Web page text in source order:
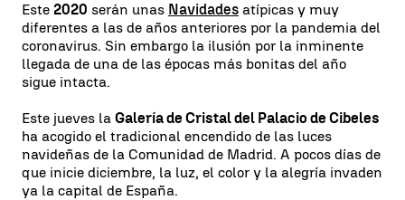
Este 2020 serán unas Navidades atípicas y muy
diferentes a las de años anteriores por la pandemia del
coronavirus. Sin embargo la ilusión por la inminente
llegada de una de las épocas más bonitas del año
sigue intacta.
Este jueves la Galería de Cristal del Palacio de Cibeles
ha acogido el tradicional encendido de las luces
navideñas de la Comunidad de Madrid. A pocos días de
que inicie diciembre, la luz, el color y la alegría invaden
ya la capital de España.